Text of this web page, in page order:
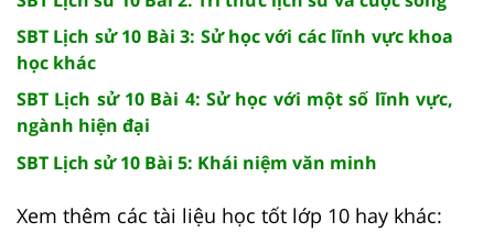
SBT Lịch sử 10 Bài 3: Sử học với các lĩnh vực khoa
học khác
SBT Lịch sử 10 Bài 4: Sử học với một số lĩnh vực,
ngành hiện đại
SBT Lịch sử 10 Bài 5: Khái niệm văn minh
Xem thêm các tài liệu học tốt lớp 10 hay khác: